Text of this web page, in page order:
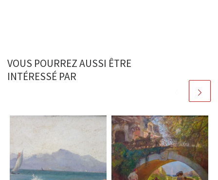
VOUS POURREZ AUSSI ÊTRE
INTÉRESSÉ PAR